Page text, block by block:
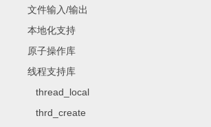
文件输入/输出
本地化支持
原子操作库
线程支持库
thread_local
thrd_create